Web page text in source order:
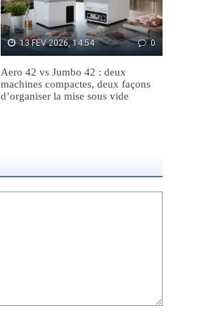
13 FÉV 2026, 14:54 0
Aero 42 vs Jumbo 42 : deux
machines compactes, deux façons
d’organiser la mise sous vide